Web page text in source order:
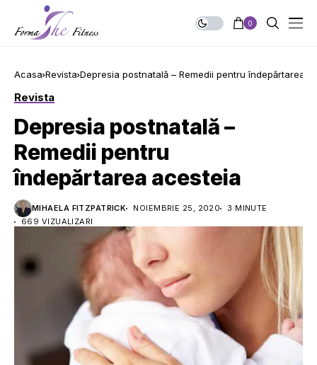
0
Acasa Revista Depresia postnatală – Remedii pentru îndepărtarea
Revista
Depresia postnatală –
Remedii pentru
îndepărtarea acesteia
MIHAELA FITZPATRICK NOIEMBRIE 25, 2020
3 MINUTE
669 VIZUALIZARI